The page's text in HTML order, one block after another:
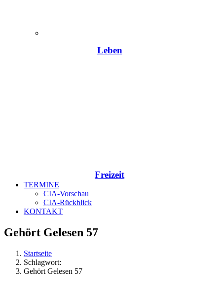
Leben
Freizeit
TERMINE
CIA-Vorschau
CIA-Rückblick
KONTAKT
Gehört Gelesen 57
Startseite
Schlagwort:
Gehört Gelesen 57